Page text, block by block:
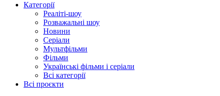
Категорії
Реаліті-шоу
Розважальні шоу
Новини
Серіали
Мультфільми
Фільми
Українські фільми і серіали
Всі категорії
Всі проєкти